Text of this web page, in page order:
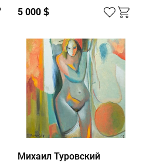
5 000 $
Михаил Туровский